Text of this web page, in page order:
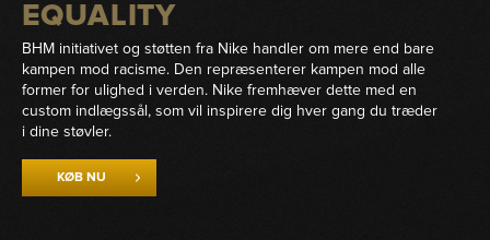
EQUALITY
BHM initiativet og støtten fra Nike handler om mere end bare
kampen mod racisme. Den repræsenterer kampen mod alle
former for ulighed i verden. Nike fremhæver dette med en
custom indlægssål, som vil inspirere dig hver gang du træder
i dine støvler.
KØB NU